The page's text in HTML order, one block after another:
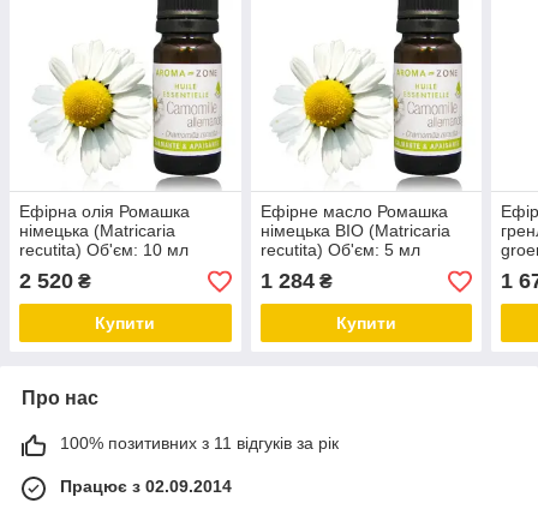
Ефірна олія Ромашка
німецька (Matricaria
recutita) Об'єм: 10 мл
2 520 ₴
Купити
Ефірне масло Ромашка
німецька BIO (Matricaria
recutita) Об'єм: 5 мл
1 284₴
Купити
5 мл
1
Про нас
100% позитивних з 11 відгуків за рік
Працює з 02.09.2014